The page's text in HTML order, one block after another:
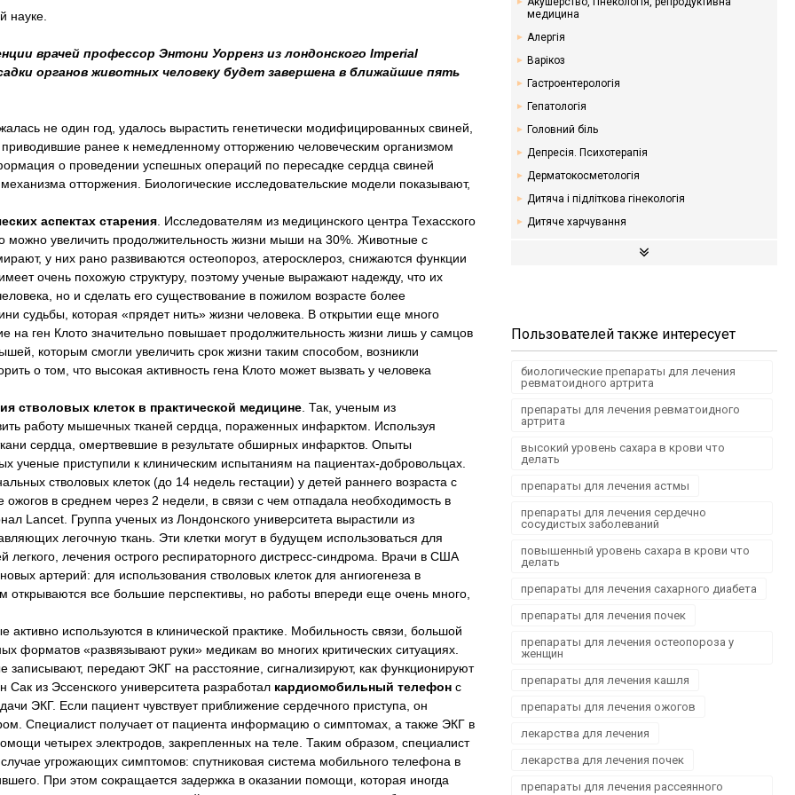
науке.
врачей профессор Энтони Уорренз из лондонского Imperial
органов животных человеку будет завершена в ближайшие пять
не один год, удалось вырастить генетически модифицированных свиней,
приводившие ранее к немедленному отторжению человеческим организмом
о проведении успешных операций по пересадке сердца свиней
отторжения. Биологические исследовательские модели показывают,
аспектах старения . Исследователям из медицинского центра Техасского
можно увеличить продолжительность жизни мыши на 30%. Животные с
у них рано развиваются остеопороз, атеросклероз, снижаются функции
очень похожую структуру, поэтому ученые выражают надежду, что их
но и сделать его существование в пожилом возрасте более
судьбы, которая «прядет нить» жизни человека. В открытии еще много
на ген Клото значительно повышает продолжительность жизни лишь у самцов
которым смогли увеличить срок жизни таким способом, возникли
о том, что высокая активность гена Клото может вызвать у человека
стволовых клеток в практической медицине . Так, ученым из
работу мышечных тканей сердца, пораженных инфарктом. Используя
сердца, омертвевшие в результате обширных инфарктов. Опыты
ученые приступили к клиническим испытаниям на пациентах-добровольцах.
стволовых клеток (до 14 недель гестации) у детей раннего возраста с
в среднем через 2 недели, в связи с чем отпадала необходимость в
Lancet. Группа ученых из Лондонского университета вырастили из
легочную ткань. Эти клетки могут в будущем использоваться для
лечения острого респираторного дистресс-синдрома. Врачи в США
артерий: для использования стволовых клеток для ангиогенеза в
все большие перспективы, но работы впереди еще очень много,
используются в клинической практике. Мобильность связи, большой
«развязывают руки» медикам во многих критических ситуациях.
передают ЭКГ на расстояние, сигнализируют, как функционируют
из Эссенского университета разработал кардиомобильный телефон с
ЭКГ. Если пациент чувствует приближение сердечного приступа, он
Специалист получает от пациента информацию о симптомах, а также ЭКГ в
четырех электродов, закрепленных на теле. Таким образом, специалист
угрожающих симптомов: спутниковая система мобильного телефона в
При этом сокращается задержка в оказании помощи, которая иногда
медицина
Алергія
Варікоз
Гастроентерологія
Гепатологія
Головний біль
Депресія. Психотерапія
Дерматокосметологія
Дитяча і підліткова гінекологія
Дитяче харчування
Ендокринологія. Цукровий діабет
Неврологія
Отоларингологія
Офтальмологія
Проктологія
Пульмонологія, фтизіатрія
Урологія і нефрологія
Школа здоров'я
Щеплення
Пользователей также интересует
биологические препараты для лечения
ревматоидного артрита
препараты для лечения ревматоидного
артрита
высокий уровень сахара в крови что
делать
препараты для лечения астмы
препараты для лечения сердечно
сосудистых заболеваний
повышенный уровень сахара в крови что
делать
препараты для лечения сахарного диабета
препараты для лечения почек
препараты для лечения остеопороза у
женщин
препараты для лечения кашля
препараты для лечения ожогов
лекарства для лечения
лекарства для лечения почек
препараты для лечения рассеянного